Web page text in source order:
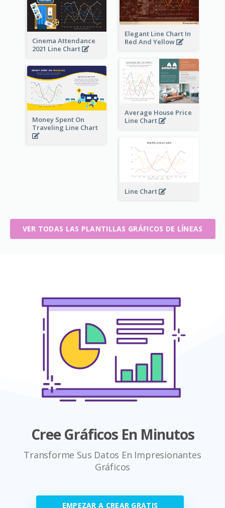
Elegant Line Chart In
Red And Yellow
Cinema Attendance
2021 Line Chart
Average House Price
Line Chart
Money Spent On
Traveling Line Chart
Line Chart
VER TODAS LAS PLANTILLAS GRÁFICOS DE LÍNEAS
Cree Gráficos En Minutos
Transforme Sus Datos En Impresionantes
Gráficos
EMPEZAR A CREAR GRATIS